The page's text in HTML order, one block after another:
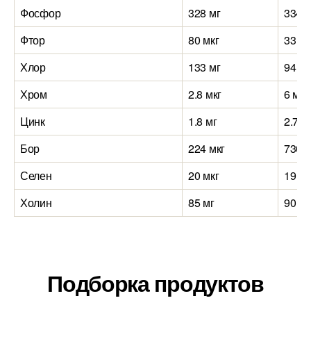
Фосфор
328 мг
334
Фтор
80 мкг
33
Хлор
133 мг
94 мг
Хром
2.8 мкг
6 мкг
Цинк
1.8 мг
2.77
Бор
224 мкг
730
Селен
20 мкг
19
Холин
85 мг 90 мг
Подборка продуктов